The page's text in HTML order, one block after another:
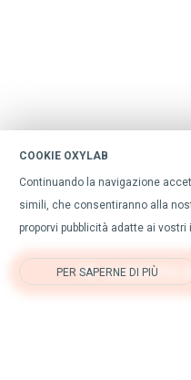
COOKIE OXYLAB
Continuando la navigazione
simili, che consentiranno alla
proporvi pubblicità adatte ai vostri
PER SAPERNE DI PIÙ
ACQUISTA